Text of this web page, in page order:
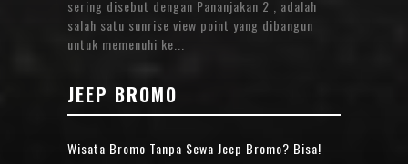
sering disebut dengan Pananjakan 2 , adalah
salah satu sunrise view point yang dibangun
untuk memenuhi ke...
JEEP BROMO
Wisata Bromo Tanpa Sewa Jeep Bromo? Bisa!